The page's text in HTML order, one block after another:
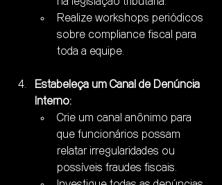
Realize workshops periódicos
sobre compliance fiscal para
toda a equipe.
Estabeleça um Canal de Denúncia
Interno:
Crie um canal anônimo para
que funcionários possam
relatar irregularidades ou
possíveis fraudes fiscais.